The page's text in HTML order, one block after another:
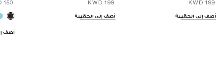
أضف إلى الحقيبة أضف إلى الحقيبة
أضف